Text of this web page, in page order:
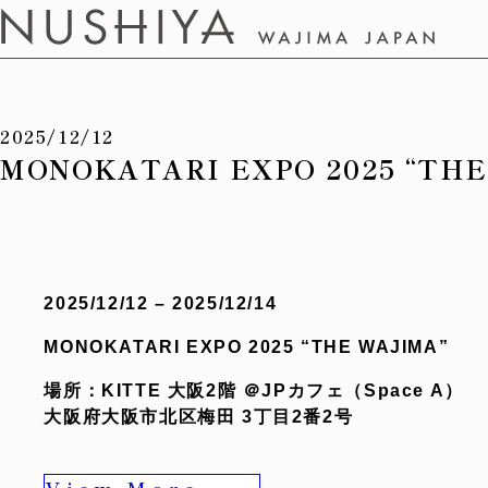
2025/12/12
MONOKATARI EXPO 2025
2025/12/12 – 2025/12/14
MONOKATARI EXPO 2025 “THE WAJIMA”
場所：KITTE 大阪2階 ＠JPカフェ（Space A）
大阪府大阪市北区梅田 3丁目2番2号